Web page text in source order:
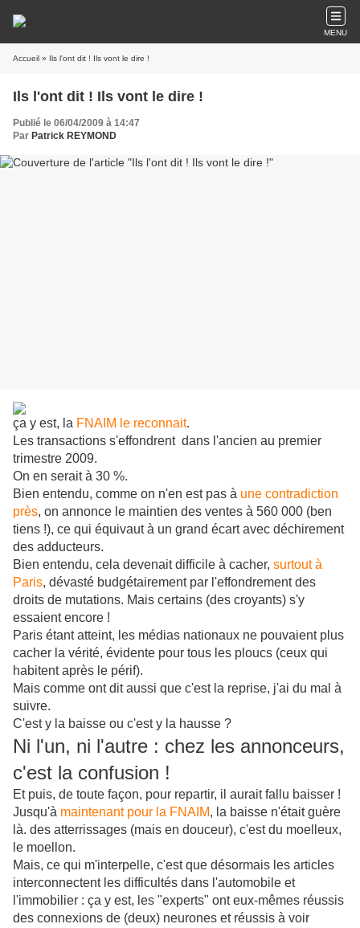
MENU
Accueil » Ils l'ont dit ! Ils vont le dire !
Ils l'ont dit ! Ils vont le dire !
Publié le 06/04/2009 à 14:47
Par Patrick REYMOND
ça y est, la FNAIM le reconnait.
Les transactions s'effondrent dans l'ancien au premier
trimestre 2009.
On en serait à 30 %.
Bien entendu, comme on n'en est pas à une contradiction
près, on annonce le maintien des ventes à 560 000 (ben
tiens !), ce qui équivaut à un grand écart avec déchirement
des adducteurs.
Bien entendu, cela devenait difficile à cacher, surtout à
Paris, dévasté budgétairement par l'effondrement des
droits de mutations. Mais certains (des croyants) s'y
essaient encore !
Paris étant atteint, les médias nationaux ne pouvaient plus
cacher la vérité, évidente pour tous les ploucs (ceux qui
habitent après le périf).
Mais comme ont dit aussi que c'est la reprise, j'ai du mal à
suivre.
C'est y la baisse ou c'est y la hausse ?
Ni l'un, ni l'autre : chez les annonceurs,
c'est la confusion !
Et puis, de toute façon, pour repartir, il aurait fallu baisser !
Jusqu'à maintenant pour la FNAIM, la baisse n'était guère
là. des atterrissages (mais en douceur), c'est du moelleux,
le moellon.
Mais, ce qui m'interpelle, c'est que désormais les articles
interconnectent les difficultés dans l'automobile et
l'immobilier : ça y est, les "experts" ont eux-mêmes réussis
des connexions de (deux) neurones et réussis à voir